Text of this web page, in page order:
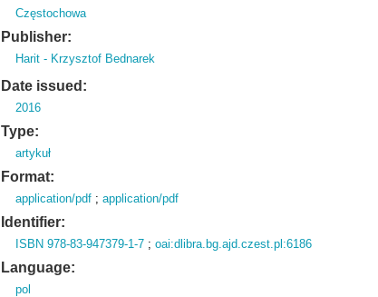
Częstochowa
Publisher:
Harit - Krzysztof Bednarek
Date issued:
2016
Type:
artykuł
Format:
application/pdf ;application/pdf
Identifier:
ISBN 978-83-947379-1-7 ;oai:dlibra.bg.ajd.czest.pl:6186
Language:
pol